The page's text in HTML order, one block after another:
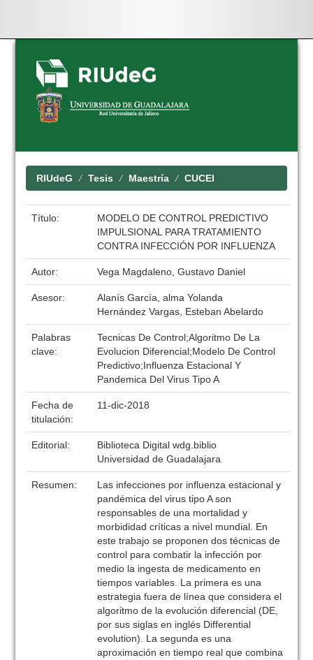
Skip
navigation
RIUdeG Tesis Maestría CUCEI
Título:
MODELO DE CONTROL PREDICTIVO
IMPULSIONAL PARA TRATAMIENTO
CONTRA INFECCIÓN POR INFLUENZA
Autor: Vega Magdaleno, Gustavo Daniel
Asesor:
Alanís García, alma Yolanda
Hernández Vargas, Esteban Abelardo
Palabras
clave:
Tecnicas De Control;Algoritmo De La
Evolucion Diferencial;Modelo De Control
Predictivo;Influenza Estacional Y
Pandemica Del Virus Tipo A
Fecha de
titulación:
11-dic-2018
Editorial:
Biblioteca Digital wdg.biblio
Universidad de Guadalajara
Resumen:
Las infecciones por influenza estacional y
pandémica del virus tipo A son
responsables de una mortalidad y
morbididad críticas a nivel mundial. En
este trabajo se proponen dos técnicas de
control para combatir la infección por
medio la ingesta de medicamento en
tiempos variables. La primera es una
estrategia fuera de línea que considera el
algoritmo de la evolución diferencial (DE,
por sus siglas en inglés Differential
evolution). La segunda es una
aproximación en tiempo real que combina